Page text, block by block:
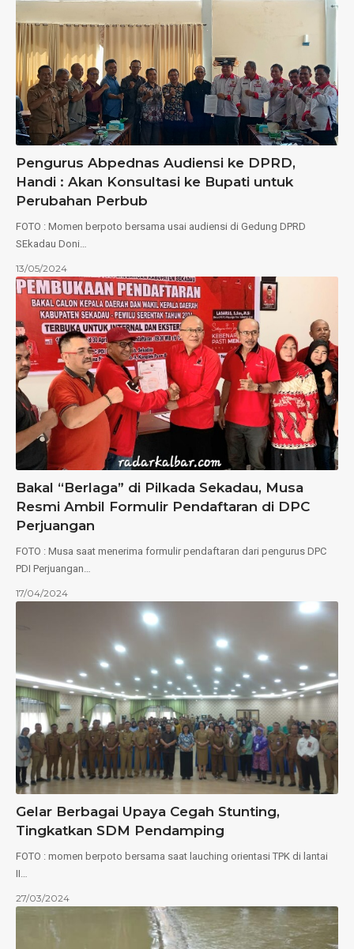
Pengurus Abpednas Audiensi ke DPRD,
Handi : Akan Konsultasi ke Bupati untuk
Perubahan Perbub
FOTO : Momen berpoto bersama usai audiensi di Gedung DPRD
SEkadau Doni…
13/05/2024
Bakal “Berlaga” di Pilkada Sekadau, Musa
Resmi Ambil Formulir Pendaftaran di DPC
Perjuangan
FOTO : Musa saat menerima formulir pendaftaran dari pengurus DPC
PDI Perjuangan…
17/04/2024
Gelar Berbagai Upaya Cegah Stunting,
Tingkatkan SDM Pendamping
FOTO : momen berpoto bersama saat lauching orientasi TPK di lantai
II…
27/03/2024